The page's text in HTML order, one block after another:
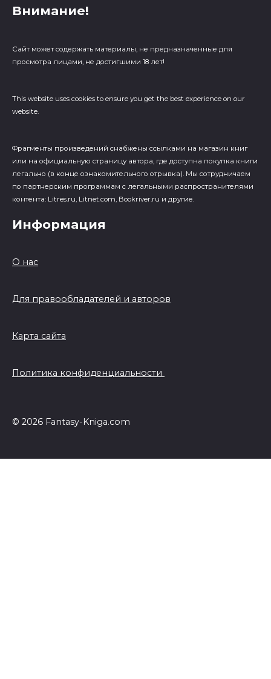
Внимание!
Сайт может содержать материалы, не предназначенные для
просмотра лицами, не достигшими 18 лет!
This website uses cookies to ensure you get the best experience on our
website.
Фрагменты произведений cнабжены ссылками на магазин книг
или на официальную страницу автора, где доступна покупка книги
легально (в конце ознакомительного отрывка). Мы сотрудничаем
по партнерским программам с легальными распространителями
контента: Litres.ru, Litnet.com, Bookriver.ru и другие.
Информация
О нас
Для правообладателей и авторов
Карта сайта
Политика конфиденциальности
© 2026 Fantasy-Kniga.com